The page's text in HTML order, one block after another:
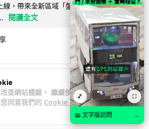
善網站體驗。 繼續使用
同意我們的 Cookie 政
線，帶來全新區域「盤蛇島」、地城「毒牙
閱讀全文
報
🎵 ⛶
📖 文字版訪問 →